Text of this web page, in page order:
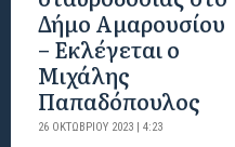
Δήμο Αμαρουσίου
– Εκλέγεται ο
Μιχάλης
Παπαδόπουλος
26 ΟΚΤΩΒΡΊΟΥ 2023 | 4:23